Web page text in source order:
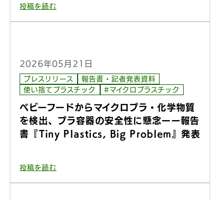
投稿を読む
2026年05月21日
プレスリリース
報告書・記者発表資料
使い捨てプラスチック
#マイクロプラスチック
ベビーフードからマイクロプラ・化学物質
を検出、プラ容器の安全性に懸念ーー報告
書『Tiny Plastics, Big Problem』発表
投稿を読む